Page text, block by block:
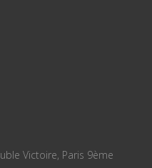
Victoire, Paris 9ème